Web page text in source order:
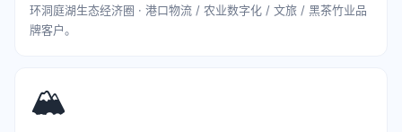
环洞庭湖生态经济圈 · 港口物流 / 农业数字化 / 文旅 / 黑茶竹业品
牌客户。
🏔️